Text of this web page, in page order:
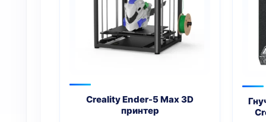
Creality Ender-5 Max 3D
принтер